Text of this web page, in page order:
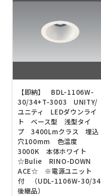
【即納】 BDL-1106W-
30/34+T-3003 UNITY/
ユニティ LEDダウンライ
ト ベース型 浅型タイ
プ 3400Lmクラス 埋込
穴100mm 色温度
3000K 本体ホワイト
☆Bulie RINO-DOWN
ACE☆ ※電源ユニット
付 （UDL-1106W-30/34
後継品）